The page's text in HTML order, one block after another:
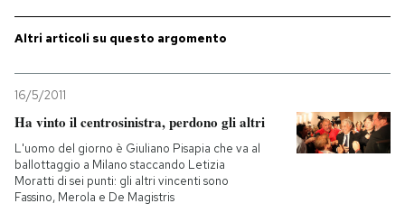
Altri articoli su questo argomento
16/5/2011
Ha vinto il centrosinistra, perdono gli altri
L'uomo del giorno è Giuliano Pisapia che va al
ballottaggio a Milano staccando Letizia
Moratti di sei punti: gli altri vincenti sono
Fassino, Merola e De Magistris